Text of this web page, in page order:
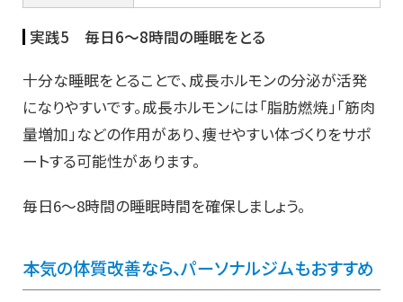
実践5 毎日6～8時間の睡眠をとる
十分な睡眠をとることで、成長ホルモンの分泌が活発
になりやすいです。成長ホルモンには「脂肪燃焼」「筋肉
量増加」などの作用があり、痩せやすい体づくりをサポ
ートする可能性があります。
毎日6～8時間の睡眠時間を確保しましょう。
本気の体質改善なら、パーソナルジムもおすすめ